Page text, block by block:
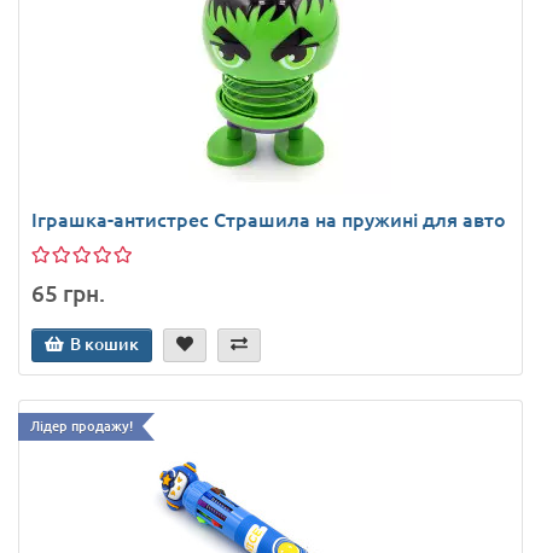
Іграшка-антистрес Страшила на пружині для авто
65 грн.
В кошик
Лідер продажу!